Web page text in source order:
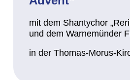
mit dem Shantychor
und dem Warnemünder
in der Thomas-Morus-